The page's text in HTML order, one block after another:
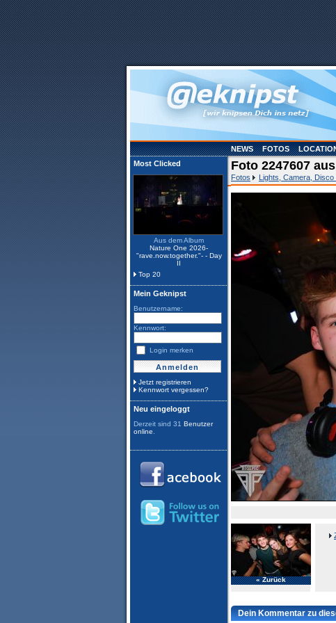
NEWS FOTOS
Most Clicked
Aus dem Album
Nature One 2026-
"rave.now.together."- - Day
II
Top 20
Mein Geknipst
Benutzername:
Kennwort:
Login merken
Jetzt registrieren
Kennwort vergessen?
Neu eingeloggt
Derzeit sind 31 Benutzer
online
Foto 2247607
Fotos Lights, Camera, Disco
« Zurück
Dein Kommentar zu